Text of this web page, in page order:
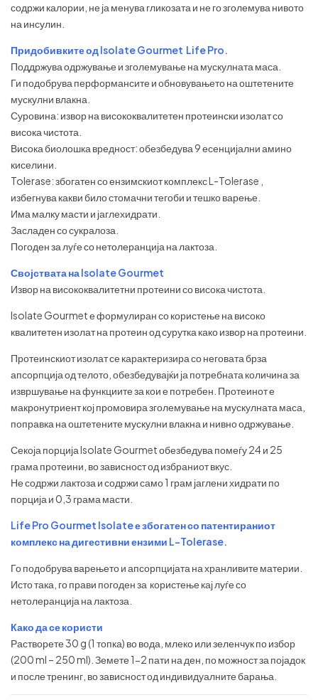
содржи калории, не ја менува гликозата и не го зголемува нивото
на инсулин.
Придобивките од Isolate Gourmet Life Pro.
Поддржува одржување и зголемување на мускулната маса.
Ги подобрува перформансите и обновувањето на оштетените
мускулни влакна.
Суровина: извор на висококвалитетен протеински изолат со
висока чистота.
Висока биолошка вредност: обезбедува 9 есенцијални амино
киселини.
Tolerase: збогатен со ензимскиот комплекс L-Tolerase ,
избегнува какви било стомачни тегоби и тешко варење.
Има малку масти и јаглехидрати.
Засладен со сукралоза.
Погоден за луѓе со нетолеранција на лактоза.
Својствата на Isolate Gourmet
Извор на висококвалитетни протеини со висока чистота.
Isolate Gourmet е формулиран со користење на високо
квалитетен изолат на протеин од сурутка како извор на протеини.
Протеинскиот изолат се карактеризира со неговата брза
апсорпција од телото, обезбедувајќи ја потребната количина за
извршување на функциите за кои е потребен. Протеинот е
макронутриент кој промовира зголемување на мускулната маса,
поправка на оштетените мускулни влакна и нивно одржување.
Секоја порција Isolate Gourmet обезбедува помеѓу 24 и 25
грама протеини, во зависност од избраниот вкус.
Не содржи лактоза и содржи само 1 грам јаглени хидрати по
порција и 0,3 грама масти.
Life Pro Gourmet Isolate е збогатен со патентираниот
комплекс на дигестивни ензими L-Tolerase.
Го подобрува варењето и апсорпцијата на хранливите материи.
Исто така, го прави погоден за користење кај луѓе со
нетолеранција на лактоза.
Како да се користи
Растворете 30 g (1 топка) во вода, млеко или зеленчук по избор
(200 ml – 250 ml). Земете 1-2 пати на ден, по можност за појадок
и после тренинг, во зависност од индивидуалните барања.